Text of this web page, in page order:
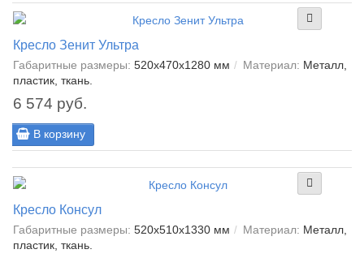
Кресло Зенит Ультра
Габаритные размеры: 520х470х1280 мм Материал: Металл,
пластик, ткань.
6 574 руб.
В корзину
Кресло Консул
Габаритные размеры: 520х510х1330 мм Материал: Металл,
пластик, ткань.